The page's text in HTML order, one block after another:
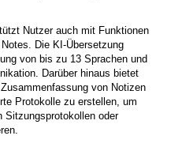
Nutzer auch mit Funktionen
Die KI-Übersetzung
von bis zu 13 Sprachen und
Darüber hinaus bietet
von Notizen
Protokolle zu erstellen, um
Sitzungsprotokollen oder